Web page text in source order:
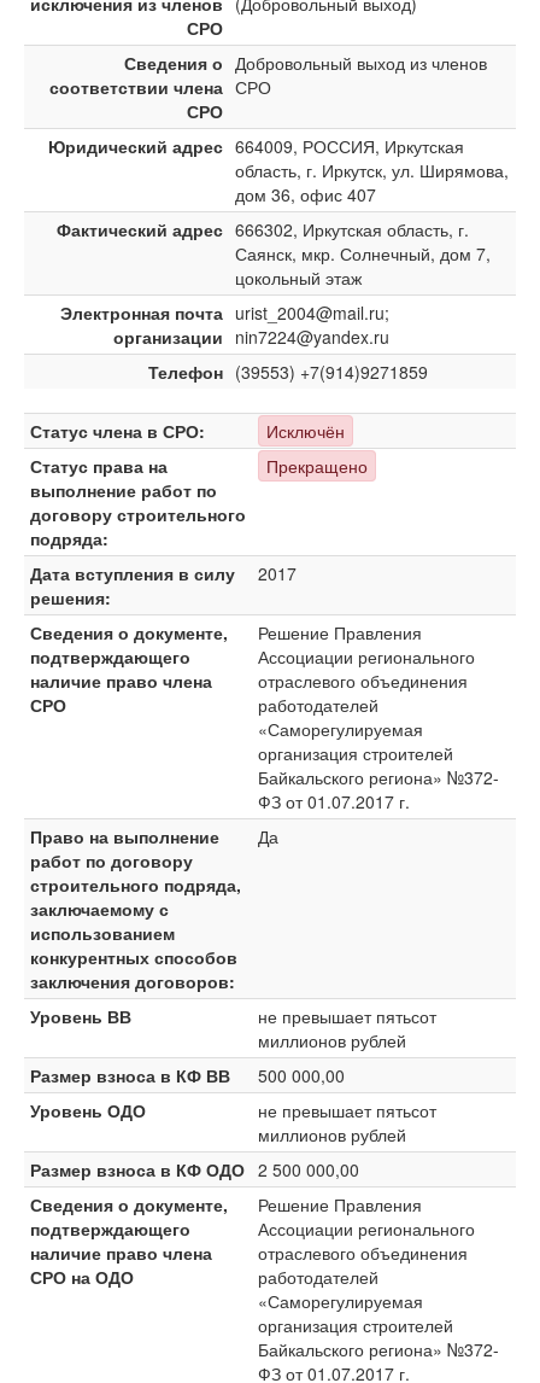
СРО
Сведения о
соответствии члена
СРО
Добровольный выход из членов
СРО
Юридический адрес 664009, РОССИЯ, Иркутская
область, г. Иркутск, ул. Ширямова,
дом 36, офис 407
Фактический адрес 666302, Иркутская область, г.
Саянск, мкр. Солнечный, дом 7,
цокольный этаж
Электронная почта
организации
urist_2004@mail.ru;
nin7224@yandex.ru
Телефон (39553) +7(914)9271859
Статус члена в СРО:
Исключён
Статус права на
выполнение работ по
договору строительного
подряда:
Прекращено
Дата вступления в силу
решения:
2017
Сведения о документе,
подтверждающего
наличие право члена
СРО
Решение Правления
Ассоциации регионального
отраслевого объединения
работодателей
«Саморегулируемая
организация строителей
Байкальского региона» №372-
ФЗ от 01.07.2017 г.
Право на выполнение
работ по договору
строительного подряда,
заключаемому с
использованием
конкурентных способов
заключения договоров:
Да
Уровень ВВ
не превышает пятьсот
миллионов рублей
Размер взноса в КФ ВВ
500 000,00
Уровень ОДО
не превышает пятьсот
миллионов рублей
Размер взноса в КФ ОДО 2 500 000,00
Сведения о документе,
подтверждающего
наличие право члена
СРО на ОДО
Решение Правления
Ассоциации регионального
отраслевого объединения
работодателей
«Саморегулируемая
организация строителей
Байкальского региона» №372-
ФЗ от 01.07.2017 г.